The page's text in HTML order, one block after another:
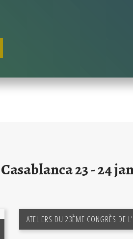
23 - 24
ATELIERS DU 23ÈME CONGRÈS DE